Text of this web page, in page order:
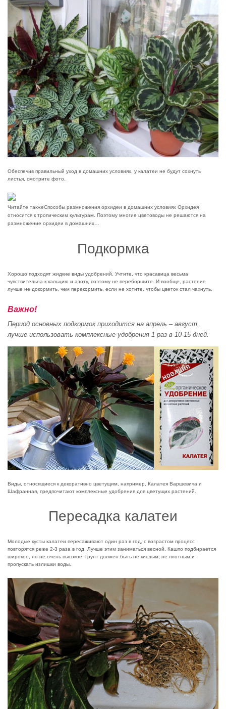
Обеспечив правильный уход в домашних условиях, у калатеи не будут сохнуть
листья, смотрите фото.
Читайте такжеСпособы размножения орхидеи в домашних условиях Орхидея
относится к тропическим культурам. Поэтому многие цветоводы не решаются на
размножение орхидеи в домашних…
Подкормка
Хорошо подходят жидкие виды удобрений. Учтите, что красавица весьма
чувствительна к кальцию и азоту, поэтому не переборщите. И вообще, растение
лучше не докормить, чем перекормить, если не хотите, чтобы цветок стал чахнуть.
Важно!
Период основных подкормок приходится на апрель – август,
лучше использовать комплексные удобрения 1 раз в 10-15 дней.
Виды, относящиеся к декоративно цветущим, например, Калатея Варшевича и
Шафранная, предпочитают комплексные удобрения для цветущих растений.
Пересадка калатеи
Молодые кусты калатеи пересаживают один раз в год, с возрастом процесс
повторятся реже 2-3 раза в год. Лучше этим заниматься весной. Кашпо подбирается
широкое, но не очень высокое. Грунт должен быть не кислым, не плотным и
пропускать излишки воды.